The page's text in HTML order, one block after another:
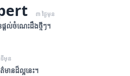
៣ ថ្ងៃមុន
តល់ចំណេះដឹងថ្មីៗ។
មុន
ានដ៏ល្អនេះ។